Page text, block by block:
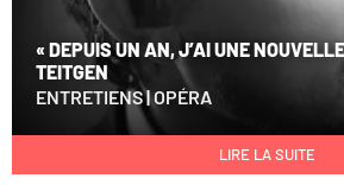
« DEPUIS UN AN, J’AI UNE
TEITGEN
ENTRETIENS|OPÉRA
LIRE LA SUITE